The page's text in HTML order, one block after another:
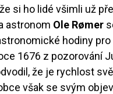
si ho lidé všimli už
astronom Ole Rømer
hodiny pro
1676 z pozorování
že je rychlost
však se svým